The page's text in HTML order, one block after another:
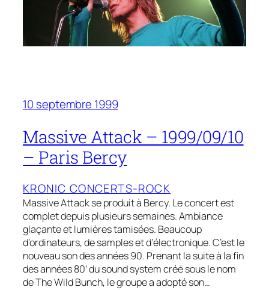
10 septembre 1999
Massive Attack – 1999/09/10
– Paris Bercy
KRONIC CONCERTS-ROCK
Massive Attack se produit à Bercy. Le concert est
complet depuis plusieurs semaines. Ambiance
glaçante et lumières tamisées. Beaucoup
d’ordinateurs, de samples et d’électronique. C’est le
nouveau son des années 90. Prenant la suite à la fin
des années 80’ du sound system créé sous le nom
de The Wild Bunch, le groupe a adopté son…